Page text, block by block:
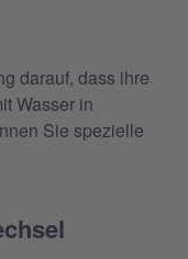
darauf, dass ihre
Wasser in
Sie spezielle